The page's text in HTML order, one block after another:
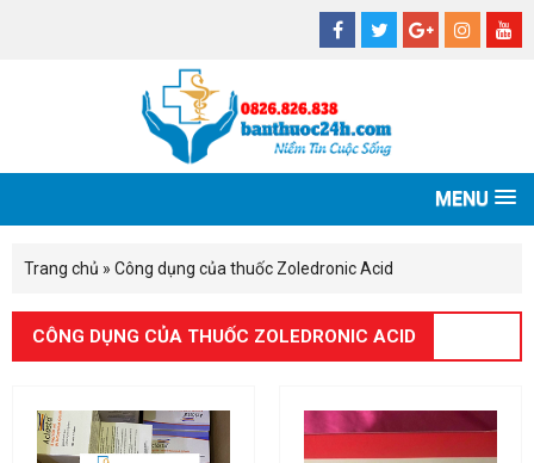
MENU
Trang chủ » Công dụng của thuốc Zoledronic Acid
CÔNG DỤNG CỦA THUỐC ZOLEDRONIC ACID